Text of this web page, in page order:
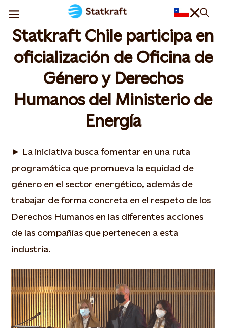
Statkraft Chile participa en
oficialización de Oficina de
Género y Derechos
Humanos del Ministerio de
Energía
► La iniciativa busca fomentar en una ruta
programática que promueva la equidad de
género en el sector energético, además de
trabajar de forma concreta en el respeto de los
Derechos Humanos en las diferentes acciones
de las compañías que pertenecen a esta
industria.